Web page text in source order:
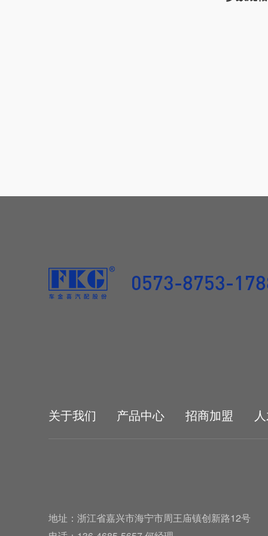
0573-8753-
关于我们 产品中心 招商加盟
地址：浙江省嘉兴市海宁市周王庙镇创新路12号